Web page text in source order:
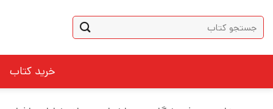
content
جستجو
برای:
خرید کتاب